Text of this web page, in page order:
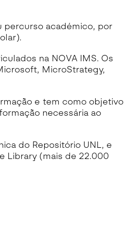
percurso académico, por
na NOVA IMS. Os
MicroStrategy,
e tem como objetivo
necessária ao
do Repositório UNL, e
Library (mais de 22.000